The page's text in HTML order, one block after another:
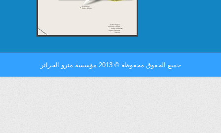
جميع الحقوق محفوظة© 2013 مؤسسة مترو الجزائر